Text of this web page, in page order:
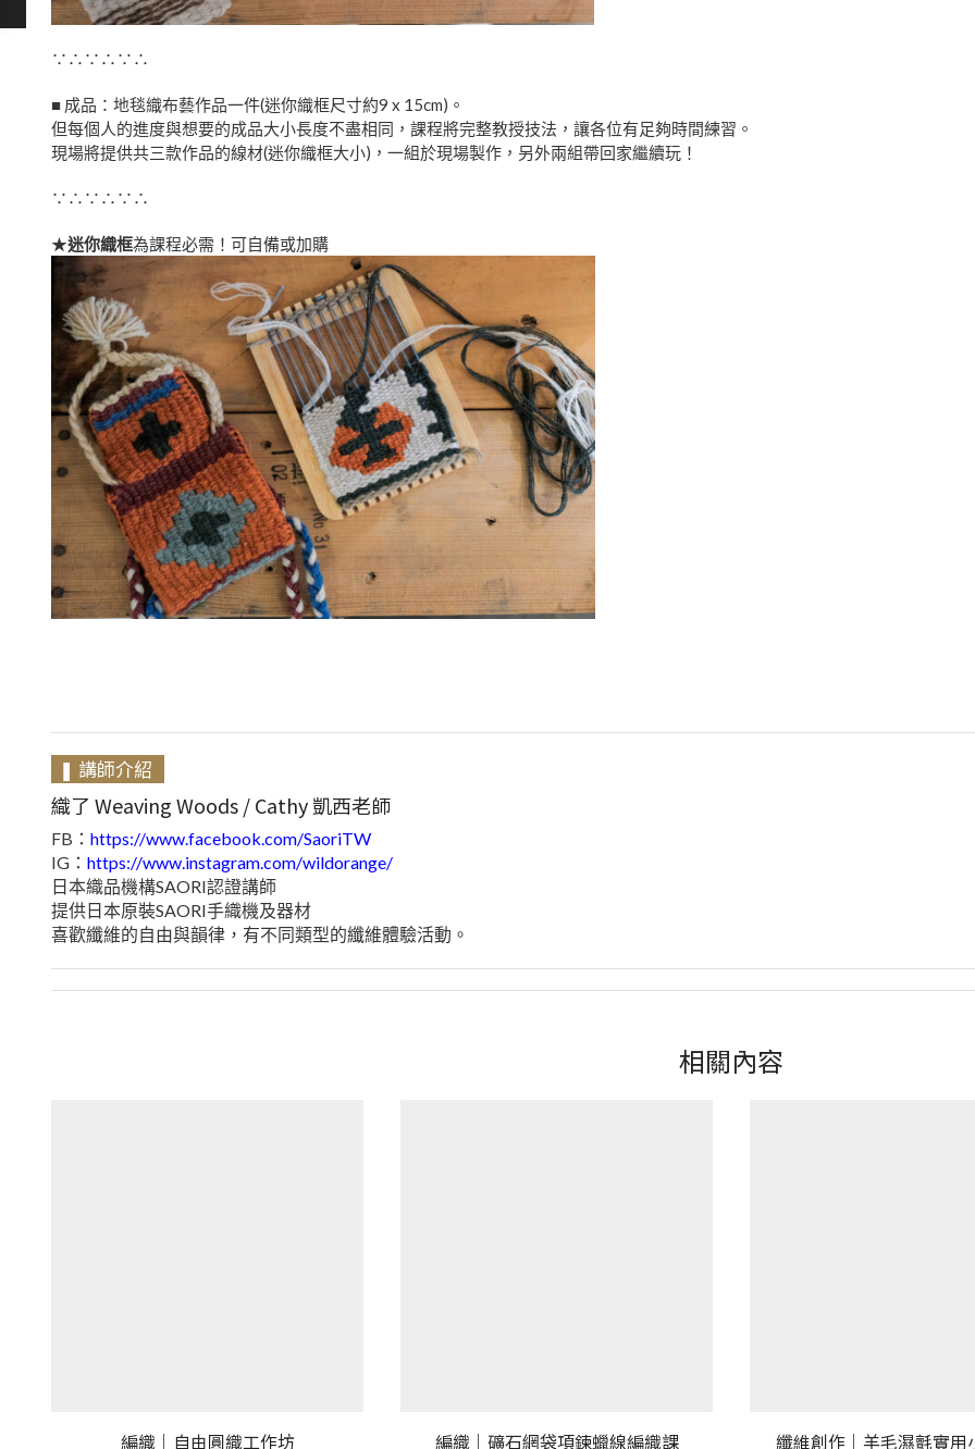
∵∴∵∴∵∴
■ 成品：地毯織布藝作品一件(迷你織框尺寸約9 x 15cm)。
但每個人的進度與想要的成品大小長度不盡相同，課程將完整教授技法，讓各位有足夠時間練習。
現場將提供共三款作品的線材(迷你織框大小)，一組於現場製作，另外兩組帶回家繼續玩！
∵∴∵∴∵∴
★迷你織框為課程必需！可自備或加購
❚ 講師介紹
織了 Weaving Woods / Cathy 凱西老師
FB： https://www.facebook.com/SaoriTW
IG： https://www.instagram.com/wildorange/
日本織品機構SAORI認證講師
提供日本原裝SAORI手織機及器材
喜歡纖維的自由與韻律，有不同類型的纖維體驗活動。
相關內容
編織｜自由圓織工作坊 編織｜礦石網袋項鍊蠟線編織課 纖維創作｜羊毛濕氈實用